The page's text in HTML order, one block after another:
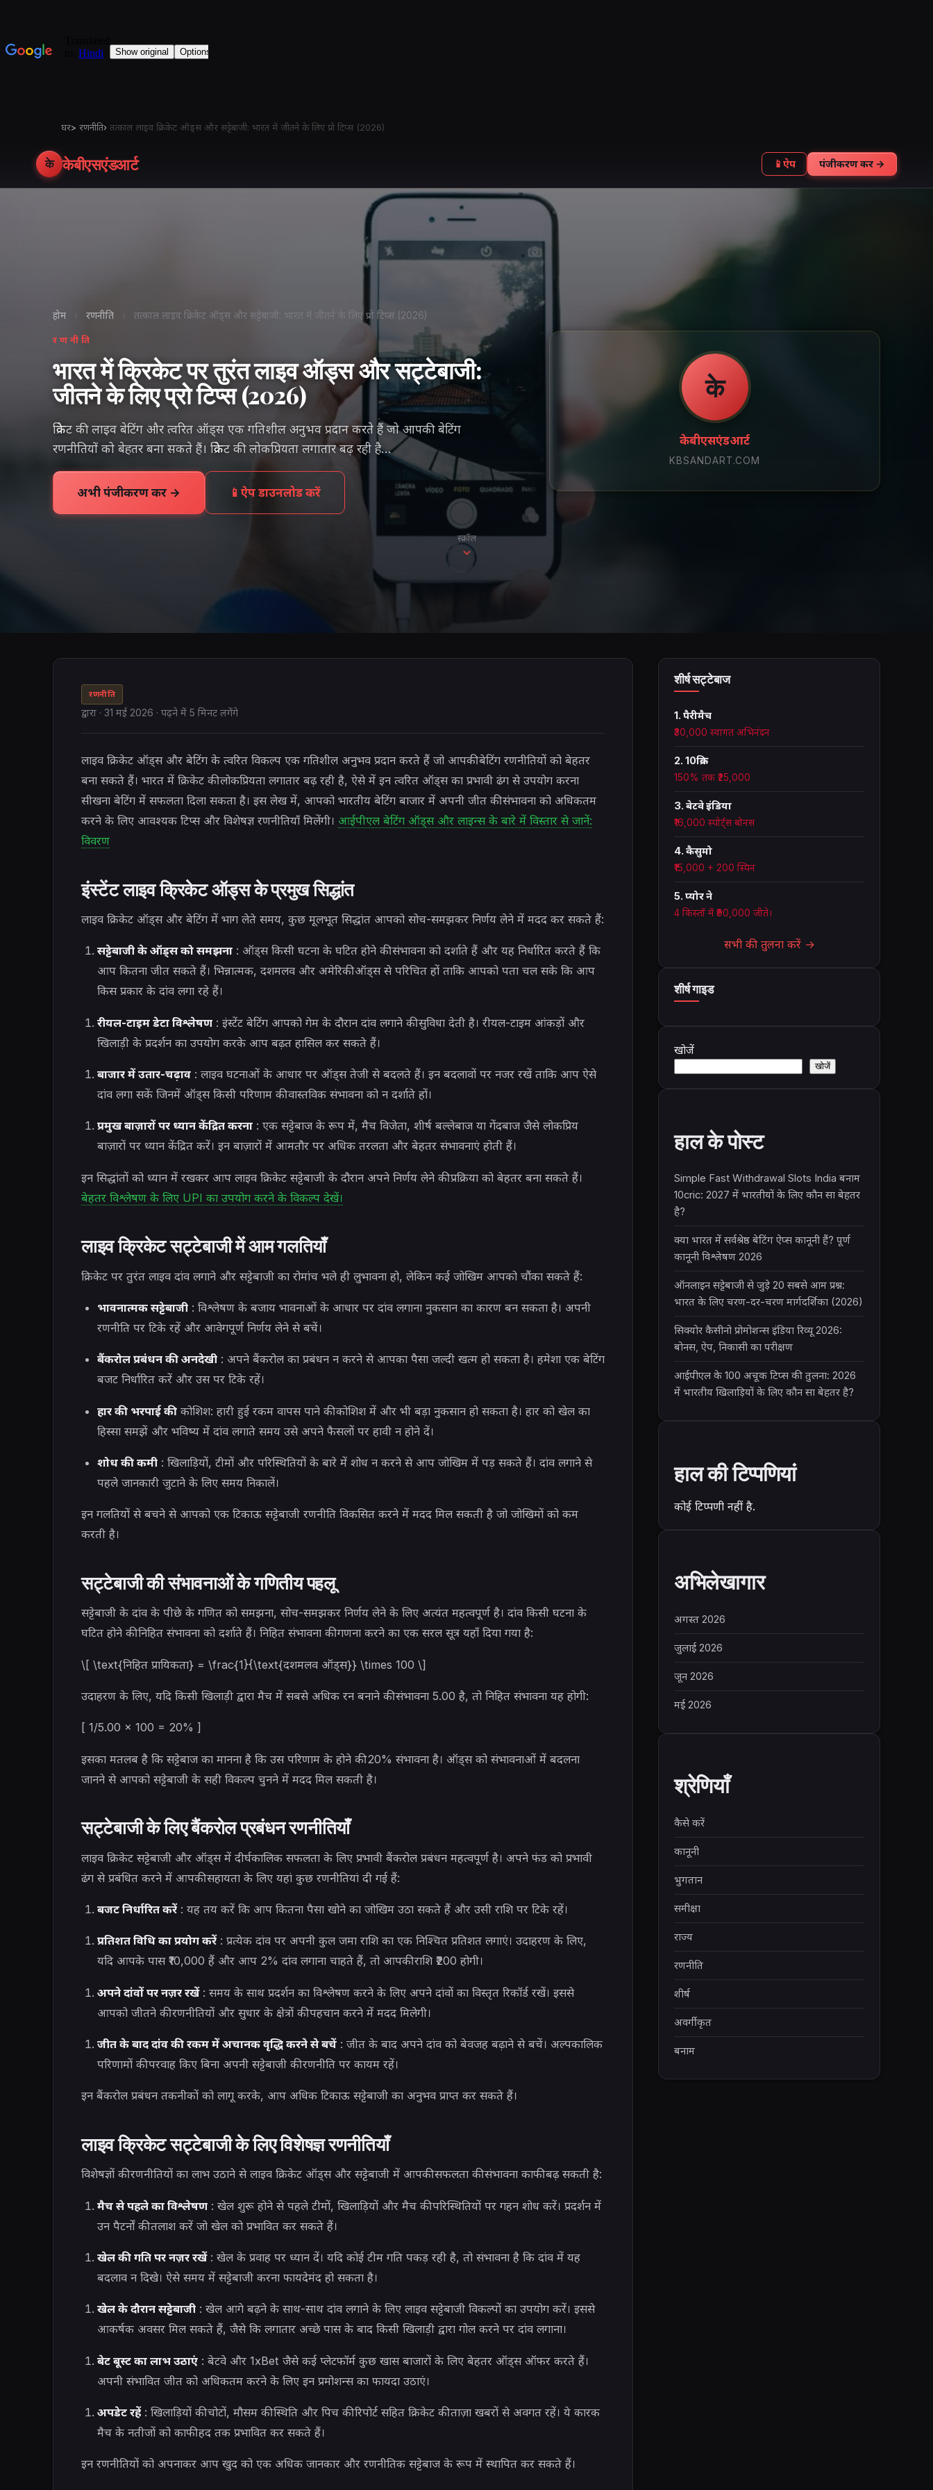
घर> रणनीति› तत्काल लाइव क्रिकेट ऑड्स और सट्टेबाजी: भारत में जीतने के लिए प्रो टिप्स (2026)
के केबीएसएंडआर्ट 📱 ऐप पंजीकरण करें →
होम रणनीति तत्काल लाइव क्रिकेट ऑड्स और सट्टेबाजी: भारत में जीतने के लिए प्रो टिप्स (2026)
रणनीति
भारत में क्रिकेट पर तुरंत लाइव ऑड्स और सट्टेबाजी:
जीतने के लिए प्रो टिप्स (2026)
क्रिकेट की लाइव बेटिंग और त्वरित ऑड्स एक गतिशील अनुभव प्रदान करते हैं जो आपकी बेटिंग
रणनीतियों को बेहतर बना सकते हैं। क्रिकेट की लोकप्रियता लगातार बढ़ रही है...
अभी पंजीकरण करें → 📱 ऐप डाउनलोड करें
के
केबीएसएंडआर्ट
KBSANDART.COM
स्क्रॉल
रणनीति
द्वारा · 31 मई 2026 · पढ़ने में 5 मिनट लगेंगे
लाइव क्रिकेट ऑड्स और बेटिंग के त्वरित विकल्प एक गतिशील अनुभव प्रदान करते हैं जो आपकी बेटिंग रणनीतियों को बेहतर
बना सकते हैं। भारत में क्रिकेट की लोकप्रियता लगातार बढ़ रही है, ऐसे में इन त्वरित ऑड्स का प्रभावी ढंग से उपयोग करना
सीखना बेटिंग में सफलता दिला सकता है। इस लेख में, आपको भारतीय बेटिंग बाजार में अपनी जीत की संभावना को अधिकतम
करने के लिए आवश्यक टिप्स और विशेषज्ञ रणनीतियाँ मिलेंगी। आईपीएल बेटिंग ऑड्स और लाइन्स के बारे में विस्तार से जानें:
विवरण
इंस्टेंट लाइव क्रिकेट ऑड्स के प्रमुख सिद्धांत
लाइव क्रिकेट ऑड्स और बेटिंग में भाग लेते समय, कुछ मूलभूत सिद्धांत आपको सोच-समझकर निर्णय लेने में मदद कर सकते हैं:
सट्टेबाजी के ऑड्स को समझना: ऑड्स किसी घटना के घटित होने की संभावना को दर्शाते हैं और यह निर्धारित करते हैं कि
आप कितना जीत सकते हैं। भिन्नात्मक, दशमलव और अमेरिकी ऑड्स से परिचित हों ताकि आपको पता चल सके कि आप
किस प्रकार के दांव लगा रहे हैं।
रीयल-टाइम डेटा विश्लेषण: इंस्टेंट बेटिंग आपको गेम के दौरान दांव लगाने की सुविधा देती है। रीयल-टाइम आंकड़ों और
खिलाड़ी के प्रदर्शन का उपयोग करके आप बढ़त हासिल कर सकते हैं।
बाजार में उतार-चढ़ाव: लाइव घटनाओं के आधार पर ऑड्स तेजी से बदलते हैं। इन बदलावों पर नजर रखें ताकि आप ऐसे
दांव लगा सकें जिनमें ऑड्स किसी परिणाम की वास्तविक संभावना को न दर्शाते हों।
प्रमुख बाज़ारों पर ध्यान केंद्रित करना: एक सट्टेबाज के रूप में, मैच विजेता, शीर्ष बल्लेबाज या गेंदबाज जैसे लोकप्रिय
बाज़ारों पर ध्यान केंद्रित करें। इन बाज़ारों में आमतौर पर अधिक तरलता और बेहतर संभावनाएं होती हैं।
इन सिद्धांतों को ध्यान में रखकर आप लाइव क्रिकेट सट्टेबाजी के दौरान अपने निर्णय लेने की प्रक्रिया को बेहतर बना सकते हैं।
बेहतर विश्लेषण के लिए UPI का उपयोग करने के विकल्प देखें।
लाइव क्रिकेट सट्टेबाजी में आम गलतियाँ
क्रिकेट पर तुरंत लाइव दांव लगाने और सट्टेबाजी का रोमांच भले ही लुभावना हो, लेकिन कई जोखिम आपको चौंका सकते हैं:
भावनात्मक सट्टेबाजी: विश्लेषण के बजाय भावनाओं के आधार पर दांव लगाना नुकसान का कारण बन सकता है। अपनी
रणनीति पर टिके रहें और आवेगपूर्ण निर्णय लेने से बचें।
बैंकरोल प्रबंधन की अनदेखी: अपने बैंकरोल का प्रबंधन न करने से आपका पैसा जल्दी खत्म हो सकता है। हमेशा एक बेटिंग
बजट निर्धारित करें और उस पर टिके रहें।
हार की भरपाई कीकोशिश: हारी हुई रकम वापस पाने की कोशिश में और भी बड़ा नुकसान हो सकता है। हार को खेल का
हिस्सा समझें और भविष्य में दांव लगाते समय उसे अपने फैसलों पर हावी न होने दें।
शोध की कमी: खिलाड़ियों, टीमों और परिस्थितियों के बारे में शोध न करने से आप जोखिम में पड़ सकते हैं। दांव लगाने से
पहले जानकारी जुटाने के लिए समय निकालें।
इन गलतियों से बचने से आपको एक टिकाऊ सट्टेबाजी रणनीति विकसित करने में मदद मिल सकती है जो जोखिमों को कम
करती है।
सट्टेबाजी की संभावनाओं के गणितीय पहलू
सट्टेबाजी के दांव के पीछे के गणित को समझना, सोच-समझकर निर्णय लेने के लिए अत्यंत महत्वपूर्ण है। दांव किसी घटना के
घटित होने की निहित संभावना को दर्शाते हैं। निहित संभावना की गणना करने का एक सरल सूत्र यहाँ दिया गया है:
\[ \text{निहित प्रायिकता} = \frac{1}{\text{दशमलव ऑड्स}} \times 100 \]
उदाहरण के लिए, यदि किसी खिलाड़ी द्वारा मैच में सबसे अधिक रन बनाने की संभावना 5.00 है, तो निहित संभावना यह होगी:
[ 1/5.00 × 100 = 20% ]
इसका मतलब है कि सट्टेबाज का मानना ​​है कि उस परिणाम के होने की 20% संभावना है। ऑड्स को संभावनाओं में बदलना
जानने से आपको सट्टेबाजी के सही विकल्प चुनने में मदद मिल सकती है।
सट्टेबाजी के लिए बैंकरोल प्रबंधन रणनीतियाँ
लाइव क्रिकेट सट्टेबाजी और ऑड्स में दीर्घकालिक सफलता के लिए प्रभावी बैंकरोल प्रबंधन महत्वपूर्ण है। अपने फंड को प्रभावी
ढंग से प्रबंधित करने में आपकी सहायता के लिए यहां कुछ रणनीतियां दी गई हैं:
बजट निर्धारित करें: यह तय करें कि आप कितना पैसा खोने का जोखिम उठा सकते हैं और उसी राशि पर टिके रहें।
प्रतिशत विधि का प्रयोग करें: प्रत्येक दांव पर अपनी कुल जमा राशि का एक निश्चित प्रतिशत लगाएं। उदाहरण के लिए,
यदि आपके पास ₹10,000 हैं और आप 2% दांव लगाना चाहते हैं, तो आपकी राशि ₹200 होगी।
अपने दांवों पर नज़र रखें: समय के साथ प्रदर्शन का विश्लेषण करने के लिए अपने दांवों का विस्तृत रिकॉर्ड रखें। इससे
आपको जीतने की रणनीतियों और सुधार के क्षेत्रों की पहचान करने में मदद मिलेगी।
जीत के बाद दांव की रकम में अचानक वृद्धि करने से बचें: जीत के बाद अपने दांव को बेवजह बढ़ाने से बचें। अल्पकालिक
परिणामों की परवाह किए बिना अपनी सट्टेबाजी की रणनीति पर कायम रहें।
इन बैंकरोल प्रबंधन तकनीकों को लागू करके, आप अधिक टिकाऊ सट्टेबाजी का अनुभव प्राप्त कर सकते हैं।
लाइव क्रिकेट सट्टेबाजी के लिए विशेषज्ञ रणनीतियाँ
विशेषज्ञों की रणनीतियों का लाभ उठाने से लाइव क्रिकेट ऑड्स और सट्टेबाजी में आपकी सफलता की संभावना काफी बढ़ सकती है:
मैच से पहले का विश्लेषण: खेल शुरू होने से पहले टीमों, खिलाड़ियों और मैच की परिस्थितियों पर गहन शोध करें। प्रदर्शन में
उन पैटर्नों की तलाश करें जो खेल को प्रभावित कर सकते हैं।
खेल की गति पर नज़र रखें: खेल के प्रवाह पर ध्यान दें। यदि कोई टीम गति पकड़ रही है, तो संभावना है कि दांव में यह
बदलाव न दिखे। ऐसे समय में सट्टेबाजी करना फायदेमंद हो सकता है।
खेल के दौरान सट्टेबाजी: खेल आगे बढ़ने के साथ-साथ दांव लगाने के लिए लाइव सट्टेबाजी विकल्पों का उपयोग करें। इससे
आकर्षक अवसर मिल सकते हैं, जैसे कि लगातार अच्छे पास के बाद किसी खिलाड़ी द्वारा गोल करने पर दांव लगाना।
बेट बूस्ट का लाभ उठाएं: बेटवे और 1xBet जैसे कई प्लेटफॉर्म कुछ खास बाजारों के लिए बेहतर ऑड्स ऑफर करते हैं।
अपनी संभावित जीत को अधिकतम करने के लिए इन प्रमोशन्स का फायदा उठाएं।
अपडेट रहें: खिलाड़ियों की चोटों, मौसम की स्थिति और पिच की रिपोर्ट सहित क्रिकेट की ताज़ा खबरों से अवगत रहें। ये कारक
मैच के नतीजों को काफी हद तक प्रभावित कर सकते हैं।
इन रणनीतियों को अपनाकर आप खुद को एक अधिक जानकार और रणनीतिक सट्टेबाज के रूप में स्थापित कर सकते हैं।
शीर्ष सट्टेबाज
1. पैरीमैच
₹30,000 स्वागत अभिनंदन
2. 10क्रिक
150% तक ₹25,000
3. बेटवे इंडिया
₹16,000 स्पोर्ट्स बोनस
4. कैसुमो
₹15,000 + 200 स्पिन
5. प्योर ने
4 किस्तों में ₹90,000 जीते।
सभी की तुलना करें →
शीर्ष गाइड
खोजें
खोजें
हाल के पोस्ट
Simple Fast Withdrawal Slots India बनाम
10cric: 2027 में भारतीयों के लिए कौन सा बेहतर
है?
क्या भारत में सर्वश्रेष्ठ बेटिंग ऐप्स कानूनी हैं? पूर्ण
कानूनी विश्लेषण 2026
ऑनलाइन सट्टेबाजी से जुड़े 20 सबसे आम प्रश्न:
भारत के लिए चरण-दर-चरण मार्गदर्शिका (2026)
सिक्योर कैसीनो प्रोमोशन्स इंडिया रिव्यू 2026:
बोनस, ऐप, निकासी का परीक्षण
आईपीएल के 100 अचूक टिप्स की तुलना: 2026
में भारतीय खिलाड़ियों के लिए कौन सा बेहतर है?
हाल की टिप्पणियां
कोई टिप्पणी नहीं है.
अभिलेखागार
अगस्त 2026
जुलाई 2026
जून 2026
मई 2026
श्रेणियाँ
कैसे करें
कानूनी
भुगतान
समीक्षा
राज्य
रणनीति
शीर्ष
अवर्गीकृत
बनाम